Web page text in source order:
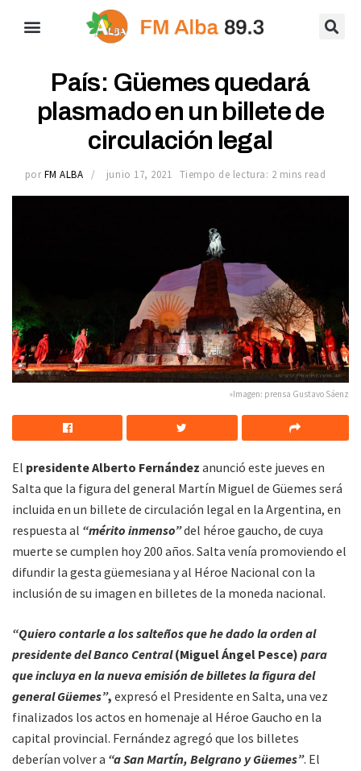
País: Güemes quedará
plasmado en un billete de
circulación legal
por FM ALBA junio 17, 2021 Tiempo de lectura: 2 mins read
»Imagen: prensa Gustavo Sáenz
El presidente Alberto Fernández anunció este jueves en
Salta que la figura del general Martín Miguel de Güemes será
incluida en un billete de circulación legal en la Argentina, en
respuesta al “mérito inmenso”del héroe gaucho, de cuya
muerte se cumplen hoy 200 años. Salta venía promoviendo el
difundir la gesta güemesiana y al Héroe Nacional con la
inclusión de su imagen en billetes de la moneda nacional.
“Quiero contarle a los salteños que he dado la orden al
presidente del Banco Central(Miguel Ángel Pesce) para
que incluya en la nueva emisión de billetes la figura del
general Güemes”, expresó el Presidente en Salta, una vez
finalizados los actos en homenaje al Héroe Gaucho en la
capital provincial. Fernández agregó que los billetes
deberían volver a “a San Martín, Belgrano y Güemes”. El